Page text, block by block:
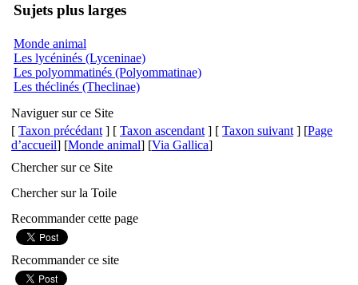
Sujets plus larges
Monde animal
Les lycéninés (Lyceninae)
Les polyommatinés (Polyommatinae)
Les théclinés (Theclinae)
Naviguer sur ce Site
[ Taxon précédant ] [ Taxon ascendant ] [ Taxon suivant ] [Page
d’accueil] [Monde animal] [Via Gallica]
Chercher sur ce Site
Chercher sur la Toile
Recommander cette page
Recommander ce site